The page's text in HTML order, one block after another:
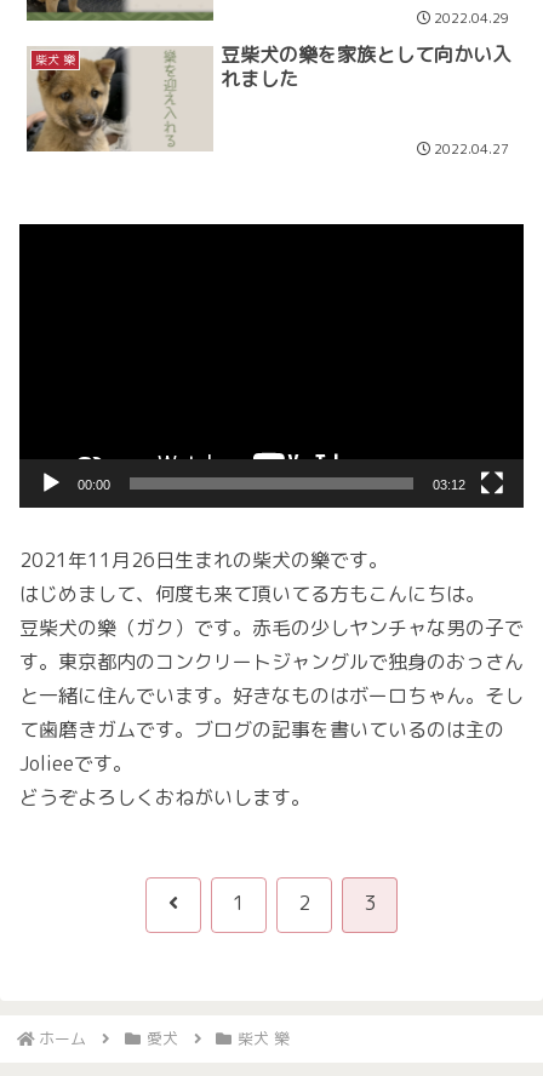
2022.04.29
柴犬 樂
豆柴犬の樂を家族として向かい入
れました
2022.04.27
00:00 03:12
2021年11月26日生まれの柴犬の樂です。
はじめまして、何度も来て頂いてる方もこんにちは。
豆柴犬の樂（ガク）です。赤毛の少しヤンチャな男の子で
す。東京都内のコンクリートジャングルで独身のおっさん
と一緒に住んでいます。好きなものはボーロちゃん。そし
て歯磨きガムです。ブログの記事を書いているのは主の
Jolieeです。
どうぞよろしくおねがいします。
前
1 2 3
ホーム 愛犬 柴犬 樂